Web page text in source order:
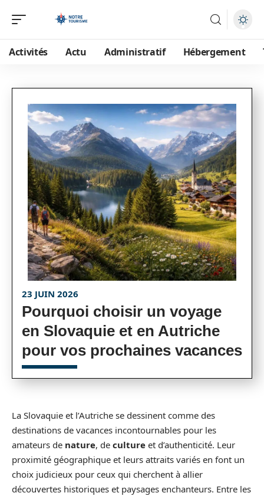
Activités Actu Administratif Hébergement
23 JUIN 2026
Pourquoi choisir un voyage
en Slovaquie et en Autriche
pour vos prochaines vacances
La Slovaquie et l’Autriche se dessinent comme des
destinations de vacances incontournables pour les
amateurs de nature, de culture et d’authenticité. Leur
proximité géographique et leurs attraits variés en font un
choix judicieux pour ceux qui cherchent à allier
découvertes historiques et paysages enchanteurs. Entre les